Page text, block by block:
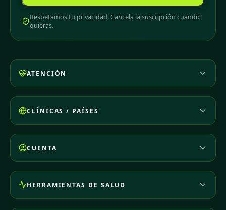
Respetamos tu privacidad. Cancela la suscripción cuando
quieras.
ATENCIÓN
CLÍNICAS / PAÍSES
CUENTA
HERRAMIENTAS DE SALUD